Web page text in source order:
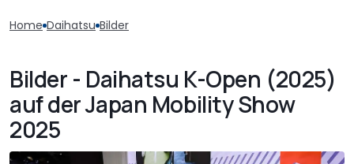
Home Daihatsu Bilder
Bilder - Daihatsu K-Open (2025)
auf der Japan Mobility Show
2025